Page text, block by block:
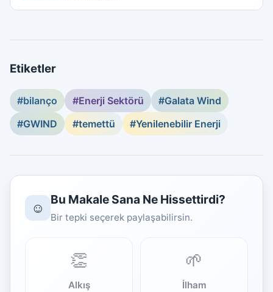
Etiketler
#bilanço #Enerji Sektörü
#Galata Wind
#GWIND
#temettü #Yenilenebilir Enerji
☺️ Bu Makale Sana Ne Hissettirdi?
Bir tepki seçerek paylaşabilirsin.
👏
Alkış
🌱
İlham